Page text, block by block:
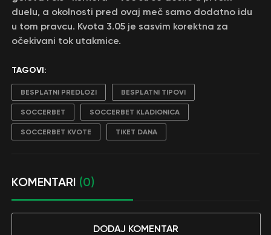
duelu, a okolnosti pred ovaj meč samo dodatno idu
u tom pravcu. Kvota 3.05 je sasvim korektna za
očekivani tok utakmice.
TAGOVI:
BESPLATNI PREDLOZI BESPLATNI TIPOVI
SOCCERBET SOCCERBET KLADIONICA
SOCCERBET KVOTE TIKET DANA
KOMENTARI (0)
DODAJ KOMENTAR